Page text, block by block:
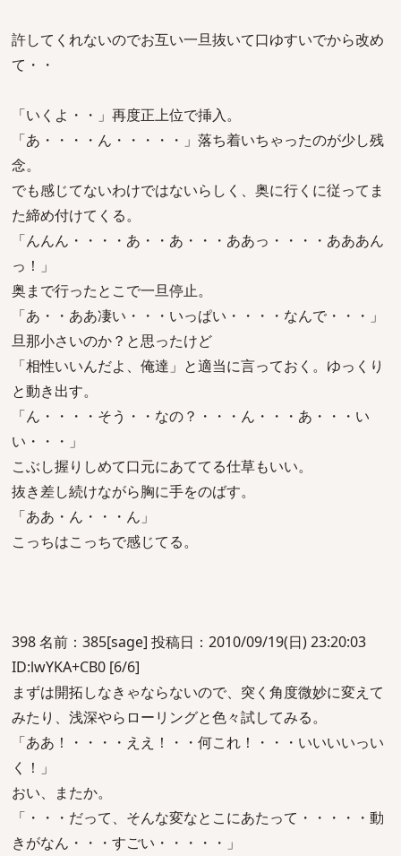
許してくれないのでお互い一旦抜いて口ゆすいでから改め
て・・
「いくよ・・」再度正上位で挿入。
「あ・・・・ん・・・・・」落ち着いちゃったのが少し残
念。
でも感じてないわけではないらしく、奥に行くに従ってま
た締め付けてくる。
「んんん・・・・あ・・あ・・・ああっ・・・・あああん
っ！」
奥まで行ったとこで一旦停止。
「あ・・ああ凄い・・・いっぱい・・・・なんで・・・」
旦那小さいのか？と思ったけど
「相性いいんだよ、俺達」と適当に言っておく。ゆっくり
と動き出す。
「ん・・・・そう・・なの？・・・ん・・・あ・・・い
い・・・」
こぶし握りしめて口元にあててる仕草もいい。
抜き差し続けながら胸に手をのばす。
「ああ・ん・・・ん」
こっちはこっちで感じてる。
398 名前：385[sage] 投稿日：2010/09/19(日) 23:20:03
ID:lwYKA+CB0 [6/6]
まずは開拓しなきゃならないので、突く角度微妙に変えて
みたり、浅深やらローリングと色々試してみる。
「ああ！・・・・ええ！・・何これ！・・・いいいいっい
く！」
おい、またか。
「・・・だって、そんな変なとこにあたって・・・・・動
きがなん・・・すごい・・・・・」